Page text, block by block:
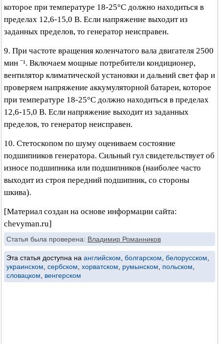
которое при температуре 18-25°C должно находиться в
пределах 12,6-15,0 В. Если напряжение выходит из
заданных пределов, то генератор неисправен.
9. При частоте вращения коленчатого вала двигателя 2500
мин ⁻¹. Включаем мощные потребители кондиционер,
вентилятор климатической установки и дальний свет фар и
проверяем напряжение аккумуляторной батареи, которое
при температуре 18-25°C должно находиться в пределах
12,6-15,0 В. Если напряжение выходит из заданных
пределов, то генератор неисправен.
10. Стетоскопом по шуму оцениваем состояние
подшипников генератора. Сильный гул свидетельствует об
износе подшипника или подшипников (наиболее часто
выходит из строя передний подшипник, со стороны
шкива).
[Материал создан на основе информации сайта:
chevyman.ru]
Статья была проверена: Владимир Романников
Эта статья доступна на английском болгарском белорусском
украинском сербском хорватском румынском польском
словацком
венгерском